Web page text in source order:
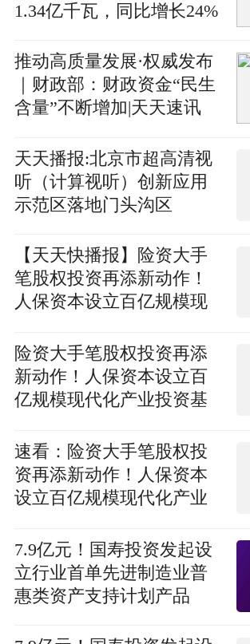
1.34亿千瓦，同比增长24%
推动高质量发展·权威发布
｜财政部：财政资金“民生
含量”不断增加|天天速讯
天天播报:北京市超高清视
听（计算视听）创新应用
示范区落地门头沟区
【天天快播报】险资大手
笔股权投资再添新动作！
人保资本设立百亿规模现
新企业提供长期资金支持
险资大手笔股权投资再添
新动作！人保资本设立百
亿规模现代化产业投资基
资金支持
速看：险资大手笔股权投
资再添新动作！人保资本
设立百亿规模现代化产业
供长期资金支持
7.9亿元！国寿投资发起设
立行业首单先进制造业普
惠类资产支持计划产品